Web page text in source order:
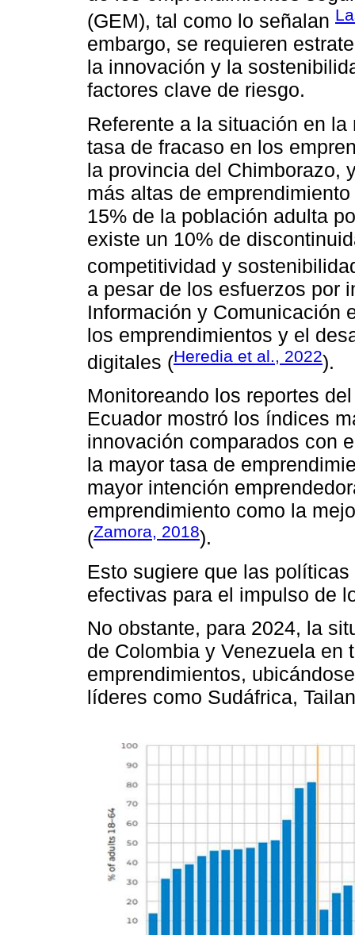
(GEM), tal como lo señalan
embargo, se requieren
la innovación y la
factores clave de riesgo.
Referente a la situación en
tasa de fracaso en los
la provincia del Chimborazo,
más altas de
15% de la población adulta
existe un 10% de
competitividad y
a pesar de los esfuerzos por
Información y Comunicación
los emprendimientos y el
digitales (Heredia et al., 2022).
Monitoreando los reportes
Ecuador mostró los índices
innovación comparados con
la mayor tasa de
mayor intención
emprendimiento como la
(Zamora, 2018).
Esto sugiere que las
efectivas para el impulso de
No obstante, para 2024, la
de Colombia y Venezuela en
emprendimientos,
líderes como Sudáfrica,